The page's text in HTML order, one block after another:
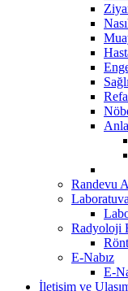
Randevu
Radyoloji
E-Nabız
E-
İletişim ve